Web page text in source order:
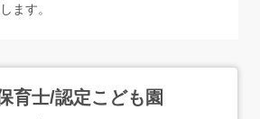
ます。
育士/認定こども園